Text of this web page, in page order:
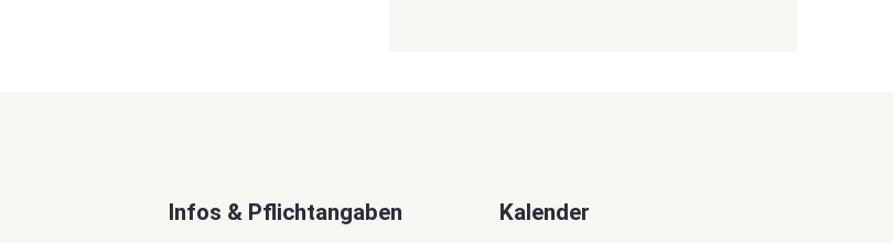
Infos & Pflichtangaben Kalender